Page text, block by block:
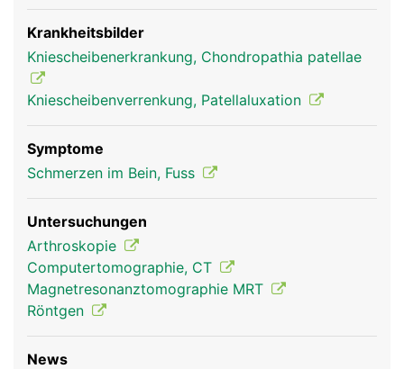
genannten Sehne bei der Kniebeugung und
zweitens verstärkt sie die Kraft des
Oberschenkelmuskels auf den Unterschenkel, da
sie wie ein Hebel wirkt. Dadurch kann die vordere
Oberschenkelmuskulatur das Bein auch bei
Kniescheibe Frau
Krankheitsbilder
Kniescheibenerkrankung, Chondropathia patellae
Kniescheibenverrenkung, Patellaluxation
Symptome
Schmerzen im Bein, Fuss
Untersuchungen
Arthroskopie
Computertomographie, CT
Magnetresonanztomographie MRT
Röntgen
News